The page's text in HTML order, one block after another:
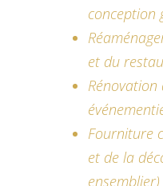
conception
et du
Rénovation
Fourniture
et de la
ensemblier)